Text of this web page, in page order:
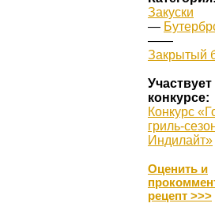
Закуски
—
——
Закрытый
Участвует
конкурсе:
Конкурс
гриль-
Индилайт»
Оценить и
рецепт >>>